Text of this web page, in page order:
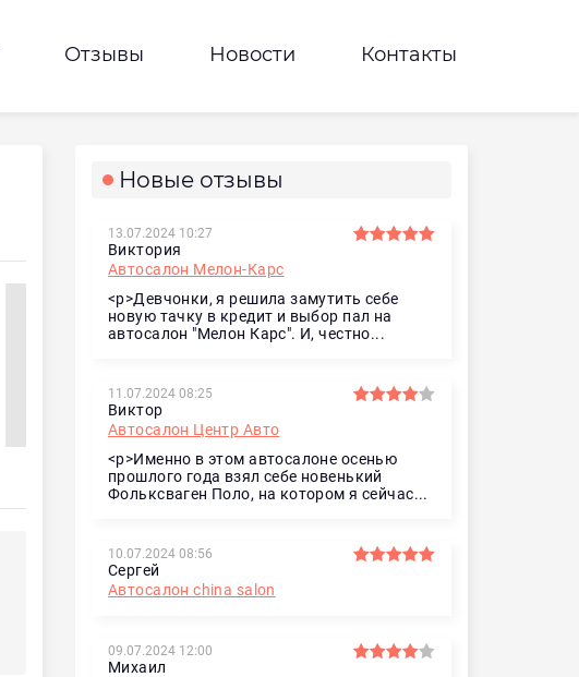
Отзывы Новости Контакты
Новые отзывы
13.07.2024 10:27
Виктория
Автосалон Мелон-Карс
<p>Девчонки, я решила замутить себе
новую тачку в кредит и выбор пал на
автосалон "Мелон Карс". И, честно...
11.07.2024 08:25
Виктор
Автосалон Центр Авто
<p>Именно в этом автосалоне осенью
прошлого года взял себе новенький
Фольксваген Поло, на котором я сейчас...
10.07.2024 08:56
Сергей
Автосалон china salon
09.07.2024 12:00
Михаил